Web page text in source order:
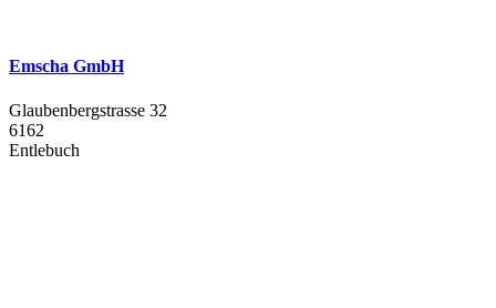
Emscha GmbH
Glaubenbergstrasse 32
6162
Entlebuch